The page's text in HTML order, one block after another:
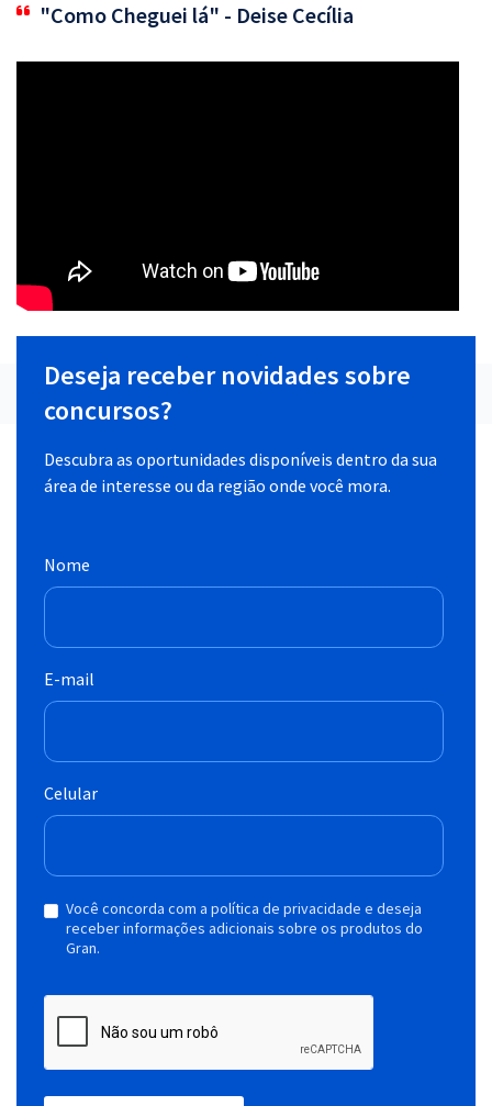
"Como Cheguei lá" - Deise Cecília
Deseja receber novidades sobre
concursos?
Descubra as oportunidades disponíveis dentro da sua
área de interesse ou da região onde você mora.
Nome
E-mail
Celular
Você concorda com a política de privacidade e deseja
receber informações adicionais sobre os produtos do
Gran.